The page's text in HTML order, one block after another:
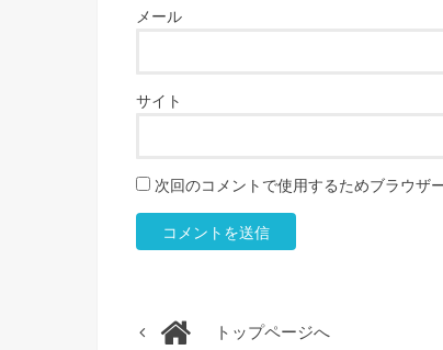
メール
サイト
次回のコメントで使用するためブラウザ
トップページへ